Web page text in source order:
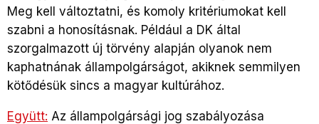
Meg kell változtatni, és komoly kritériumokat kell
szabni a honosításnak. Például a DK által
szorgalmazott új törvény alapján olyanok nem
kaphatnának állampolgárságot, akiknek semmilyen
kötődésük sincs a magyar kultúrához.
Együtt: Az állampolgársági jog szabályozása